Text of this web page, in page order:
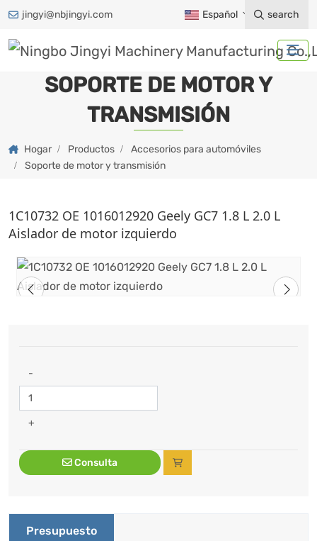
jingyi@nbjingyi.com Español search
SOPORTE DE MOTOR Y
TRANSMISIÓN
Hogar Productos
Accesorios para automóviles
Soporte de motor y transmisión
1C10732 OE 1016012920 Geely GC7 1.8 L 2.0 L
Aislador de motor izquierdo
-
+
Consulta
Presupuesto